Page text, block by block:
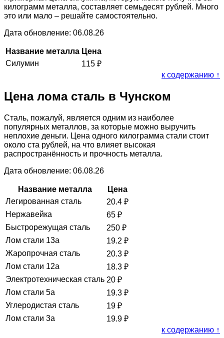
килограмм металла, составляет семьдесят рублей. Много
это или мало – решайте самостоятельно.
Дата обновление: 06.08.26
Название металла Цена
Силумин
115 ₽
к содержанию ↑
Цена лома сталь в Чунском
Сталь, пожалуй, является одним из наиболее
популярных металлов, за которые можно выручить
неплохие деньги. Цена одного килограмма стали стоит
около ста рублей, на что влияет высокая
распространённость и прочность металла.
Дата обновление: 06.08.26
Название металла
Цена
Легированная сталь
20.4 ₽
Нержавейка
65 ₽
Быстрорежущая сталь
250 ₽
Лом стали 13а
19.2 ₽
Жаропрочная сталь
20.3 ₽
Лом стали 12а
18.3 ₽
Электротехническая сталь 20 ₽
Лом стали 5а
19.3 ₽
Углеродистая сталь
19 ₽
Лом стали 3а
19.9 ₽
к содержанию ↑